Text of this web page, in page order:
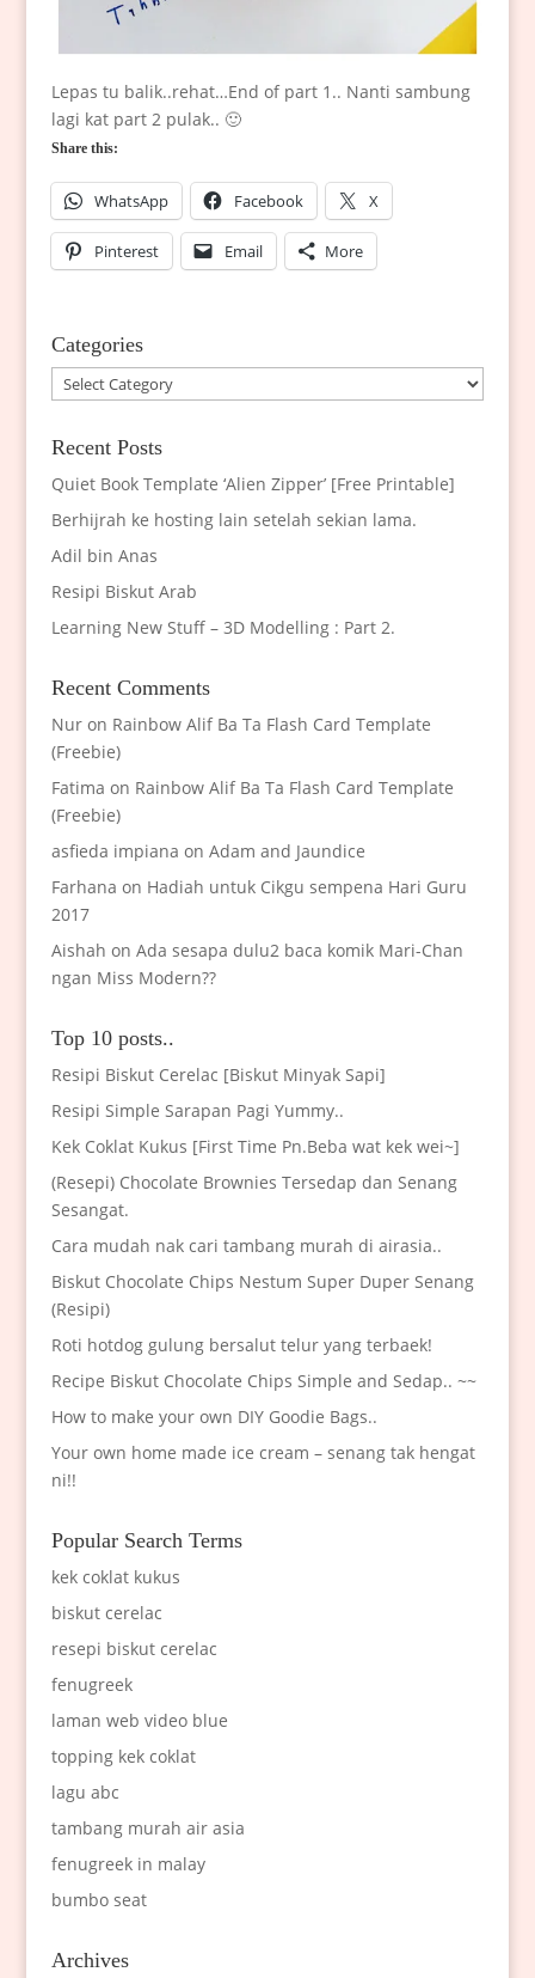
Lepas tu balik..rehat…End of part 1.. Nanti sambung
lagi kat part 2 pulak.. 🙂
Share this:
WhatsApp Facebook X
Pinterest Email More
Categories
Categories
Recent Posts
Quiet Book Template ‘Alien Zipper’ [Free Printable]
Berhijrah ke hosting lain setelah sekian lama.
Adil bin Anas
Resipi Biskut Arab
Learning New Stuff – 3D Modelling : Part 2.
Recent Comments
Nuron Rainbow Alif Ba Ta Flash Card Template
(Freebie)
Fatima on Rainbow Alif Ba Ta Flash Card Template
(Freebie)
asfieda impiana on Adam and Jaundice
Farhana on Hadiah untuk Cikgu sempena Hari Guru
2017
Aishah on Ada sesapa dulu2 baca komik Mari-Chan
ngan Miss Modern??
Top 10 posts..
Resipi Biskut Cerelac [Biskut Minyak Sapi]
Resipi Simple Sarapan Pagi Yummy..
Kek Coklat Kukus [First Time Pn.Beba wat kek wei~]
(Resepi) Chocolate Brownies Tersedap dan Senang
Sesangat.
Cara mudah nak cari tambang murah di airasia..
Biskut Chocolate Chips Nestum Super Duper Senang
(Resipi)
Roti hotdog gulung bersalut telur yang terbaek!
Recipe Biskut Chocolate Chips Simple and Sedap.. ~~
How to make your own DIY Goodie Bags..
Your own home made ice cream – senang tak hengat
ni!!
Popular Search Terms
kek coklat kukus
biskut cerelac
resepi biskut cerelac
fenugreek
laman web video blue
topping kek coklat
lagu abc
tambang murah air asia
fenugreek in malay
bumbo seat
Archives